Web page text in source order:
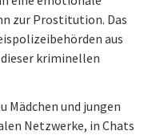
zur Prostitution. Das
aus
kriminellen
Mädchen und jungen
Netzwerke, in Chats